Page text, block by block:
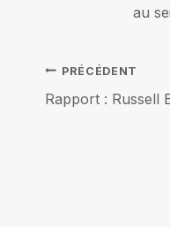
au
Navigation
PRÉCÉDENT
Rapport : Russell